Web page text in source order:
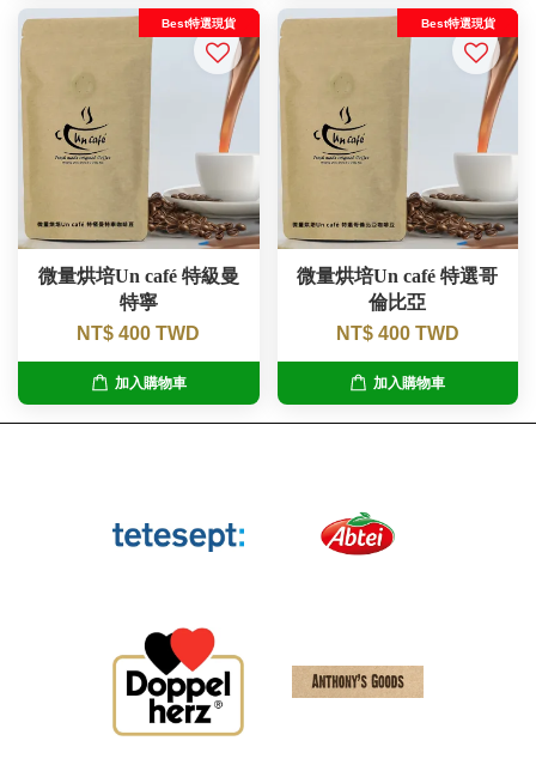
Best特選現貨
微量烘培Un café 特級曼
特寧
NT$ 400 TWD
加入購物車
Best特選現貨
微量烘培Un café 特選哥
倫比亞
NT$ 400 TWD
加入購物車